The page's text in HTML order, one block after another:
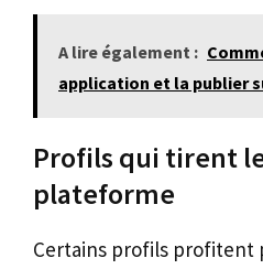
A lire également :
application et la publier
Profils qui tirent
plateforme
Certains profils profitent